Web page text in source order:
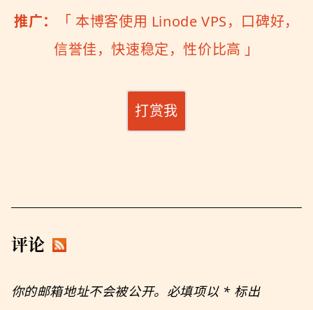
推广： 「 本博客使用 Linode VPS，口碑好，
信誉佳，快速稳定，性价比高 」
打赏我
评论
你的邮箱地址不会被公开。必填项以 *标出